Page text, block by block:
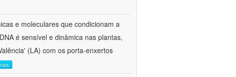
e moleculares que condicionam a
é sensível e dinâmica nas plantas,
(LA) com os porta-enxertos